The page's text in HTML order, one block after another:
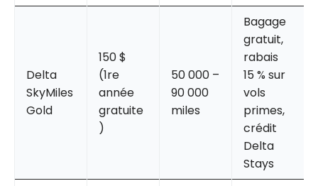
Delta
SkyMiles
Gold
150 $
(1re
année
gratuite
)
50 000 –
90 000
miles
Bagage
gratuit,
rabais
15 % sur
vols
primes,
crédit
Delta
Stays